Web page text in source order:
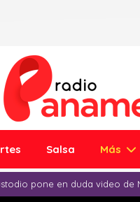
Salsa Más
pone en duda video de